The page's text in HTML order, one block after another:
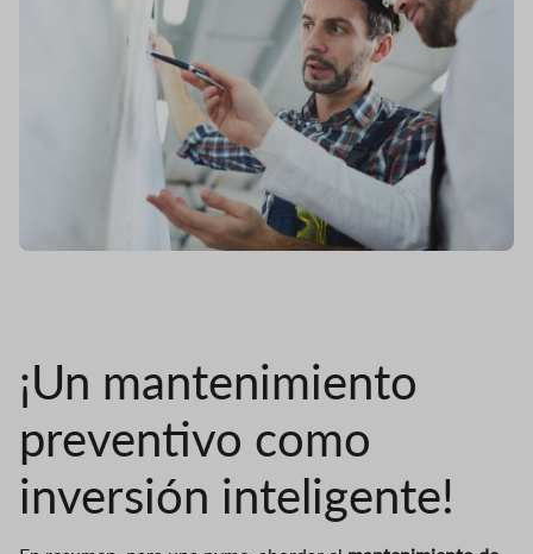
¡Un mantenimiento
preventivo como
inversión inteligente!